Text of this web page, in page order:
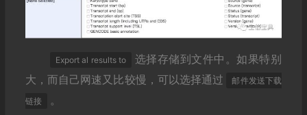
Export al results to
选择存储到文件中。如果特别
大，而自己网速又比较慢，可以选择通过
邮件发送下载
链接
。